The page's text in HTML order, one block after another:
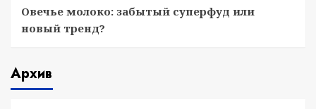
Овечье молоко: забытый суперфуд или
новый тренд?
Архив